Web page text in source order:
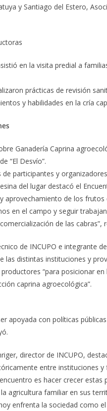
y Santiago del Estero,
en la visita predial a
prácticas de revisión
y habilidades en la cría
Ganadería Caprina
“El Desvío”.
participantes y
del lugar destacó el
aprovechamiento de los frutos
en el campo y seguir
de las cabras”,
de INCUPO e integrante
las distintas instituciones y
“para posicionar
caprina agroecológica”.
apoyada con políticas
director de INCUPO,
entre instituciones y
es hacer crecer
agricultura familiar en sus
enfrenta la sociedad como